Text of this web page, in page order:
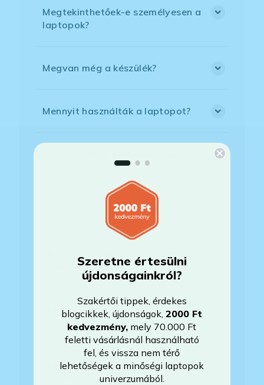
Megtekinthetőek-e személyesen a
laptopok?
Megvan még a készülék?
Mennyit használták a laptopot?
Mire vonatkozik a garancia?
számíthatok?
Mikor lesz készleten a laptop, ha
jelenleg nem elérhető?
Mikor vehetem át a rendelésem, ha
esetleg bővítést is kértem?
Szeretne értesülni
újdonságainkról?
Szakértői tippek, érdekes
blogcikkek, újdonságok,2000 Ft
kedvezmény, mely 70.000 Ft
feletti vásárlásnál használható
fel, és vissza nem térő
lehetőségek a minőségi laptopok
univerzumából.